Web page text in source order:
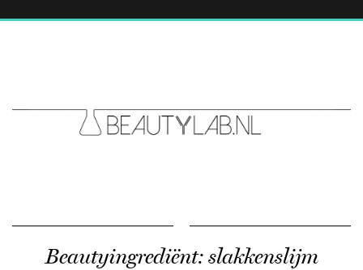
Beautyingrediënt: slakkenslijm